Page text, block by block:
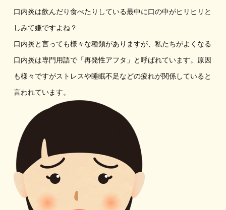
口内炎は飲んだり食べたりしている最中に口の中がヒリヒリと
しみて嫌ですよね？
口内炎と言っても様々な種類がありますが、私たちがよくなる
口内炎は専門用語で「再発性アフタ」と呼ばれています。原因
も様々ですがストレスや睡眠不足などの疲れが関係していると
言われています。